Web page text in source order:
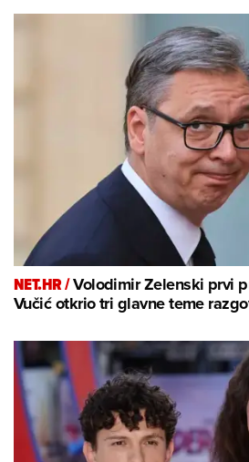
NET.HR /Volodimir Zelenski prvi
Vučić otkrio tri glavne teme